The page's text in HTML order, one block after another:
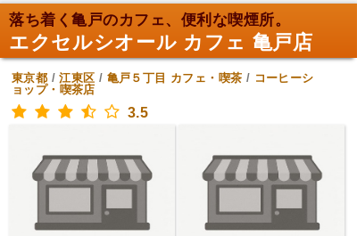
落ち着く亀戸のカフェ、便利な喫煙所。
エクセルシオール カフェ 亀戸店
東京都 /江東区 / 亀戸５丁目 カフェ・喫茶 / コーヒーシ
ョップ・喫茶店
3.5